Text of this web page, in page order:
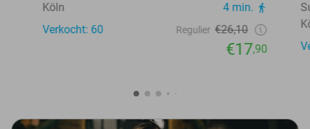
Köln
4 min.
Verkocht: 60
Regulier €26,10
€17,90